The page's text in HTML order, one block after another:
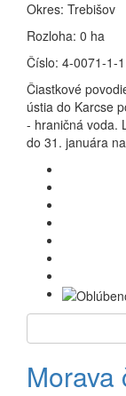
Okres: Trebišov
Rozloha: 0 ha
Číslo: 4-0071-1-1
Čiastkové
ústia do Karcse
- hraničná voda.
do 31. januára
Morava